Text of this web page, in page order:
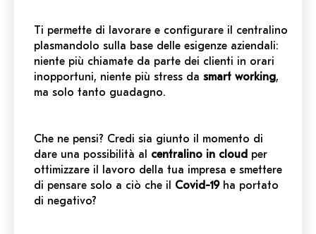
Ti permette di lavorare e configurare il centralino
plasmandolo sulla base delle esigenze aziendali:
niente più chiamate da parte dei clienti in orari
inopportuni, niente più stress da smart working,
ma solo tanto guadagno.
Che ne pensi? Credi sia giunto il momento di
dare una possibilità al centralino in cloud per
ottimizzare il lavoro della tua impresa e smettere
di pensare solo a ciò che il Covid-19ha portato
di negativo?